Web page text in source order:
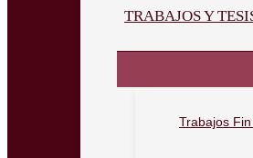
TRABAJOS Y
Trabajos